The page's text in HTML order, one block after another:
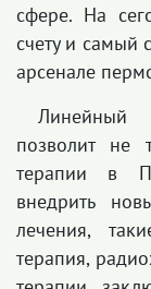
сфере. На
счету и самый
арсенале
Линейный
позволит не
терапии в
внедрить
лечения,
терапия,